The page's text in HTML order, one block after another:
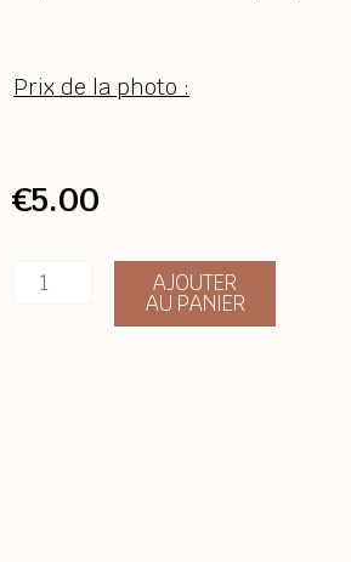
Prix de la photo :
€5.00
quantité
AJOUTER
AU PANIER